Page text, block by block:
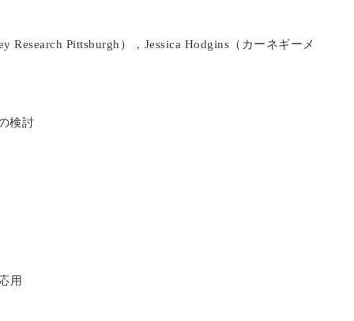
Research Pittsburgh ）， Jessica Hodgins （カーネギーメ
検討
用